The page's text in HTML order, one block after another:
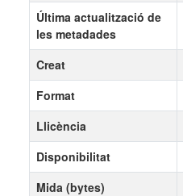
Última actualització de
les metadades
Creat
Format
Llicència
Disponibilitat
Mida (bytes)